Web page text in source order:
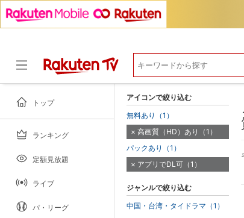
トップ
ランキング
定額見放題
ライブ
パ・リーグ
アイコンで絞り込む
無料あり（1）
高画質（HD）あり（1）
パックあり（1）
アプリでDL可（1）
ジャンルで絞り込む
中国・台湾・タイドラマ（1）